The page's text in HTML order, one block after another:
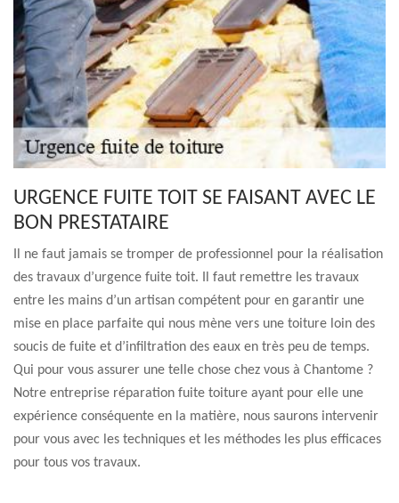
URGENCE FUITE TOIT SE FAISANT AVEC LE
BON PRESTATAIRE
Il ne faut jamais se tromper de professionnel pour la réalisation
des travaux d’urgence fuite toit. Il faut remettre les travaux
entre les mains d’un artisan compétent pour en garantir une
mise en place parfaite qui nous mène vers une toiture loin des
soucis de fuite et d’infiltration des eaux en très peu de temps.
Qui pour vous assurer une telle chose chez vous à Chantome ?
Notre entreprise réparation fuite toiture ayant pour elle une
expérience conséquente en la matière, nous saurons intervenir
pour vous avec les techniques et les méthodes les plus efficaces
pour tous vos travaux.